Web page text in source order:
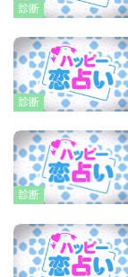
診断
診断
診断